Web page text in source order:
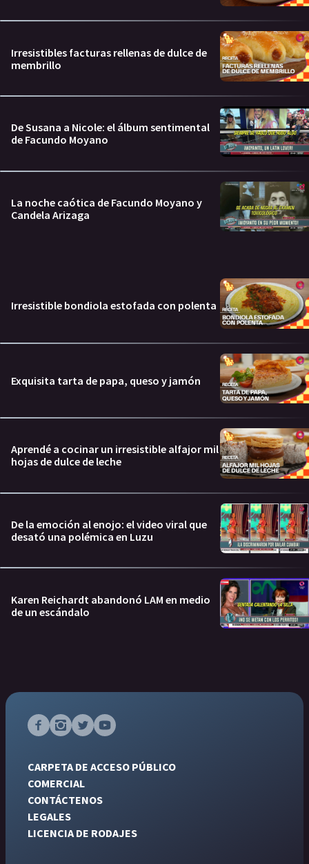
Irresistibles facturas rellenas de dulce de
membrillo
De Susana a Nicole: el álbum sentimental
de Facundo Moyano
La noche caótica de Facundo Moyano y
Candela Arizaga
Irresistible bondiola estofada con polenta
Exquisita tarta de papa, queso y jamón
Aprendé a cocinar un irresistible alfajor mil
hojas de dulce de leche
De la emoción al enojo: el video viral que
desató una polémica en Luzu
Karen Reichardt abandonó LAM en medio
de un escándalo
CARPETA DE ACCESO PÚBLICO
COMERCIAL
CONTÁCTENOS
LEGALES
LICENCIA DE RODAJES